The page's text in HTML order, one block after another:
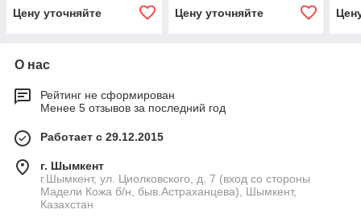
Цену уточняйте
Цену уточняйте
О нас
Рейтинг не сформирован
Менее 5 отзывов за последний год
Работает с 29.12.2015
г. Шымкент
г.Шымкент, ул. Циолковского, д. 7 (вход со стороны
Мадели Кожа б/н, быв.Астраханцева), Шымкент,
Казахстан